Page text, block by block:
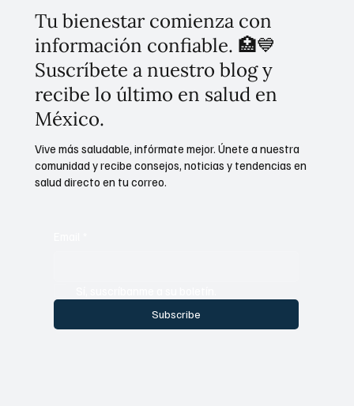
enfermedades de animales a humanos: Día Mundial
de las zoonosis
Tu bienestar comienza con
información confiable. 🏥💙
Suscríbete a nuestro blog y
recibe lo último en salud en
México.
Subscribe
Vive más saludable, infórmate mejor. Únete a nuestra
comunidad y recibe consejos, noticias y tendencias en
salud directo en tu correo.